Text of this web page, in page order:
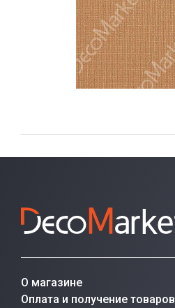
О магазине
Оплата и получение товаров